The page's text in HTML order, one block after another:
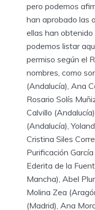
pero podemos
han aprobado las
ellas han obtenido
podemos listar
permiso según el
nombres, como
(Andalucía), Ana
Rosario Solís
Calvillo
(Andalucía),
Cristina Siles
Purificación
Ederita de la
Mancha), Abel
Molina Zea
(Madrid), Ana